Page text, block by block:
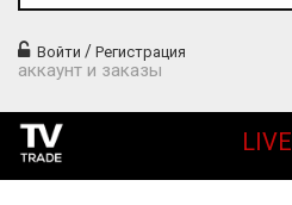
Войти / Регистрация
аккаунт и заказы
LIVE